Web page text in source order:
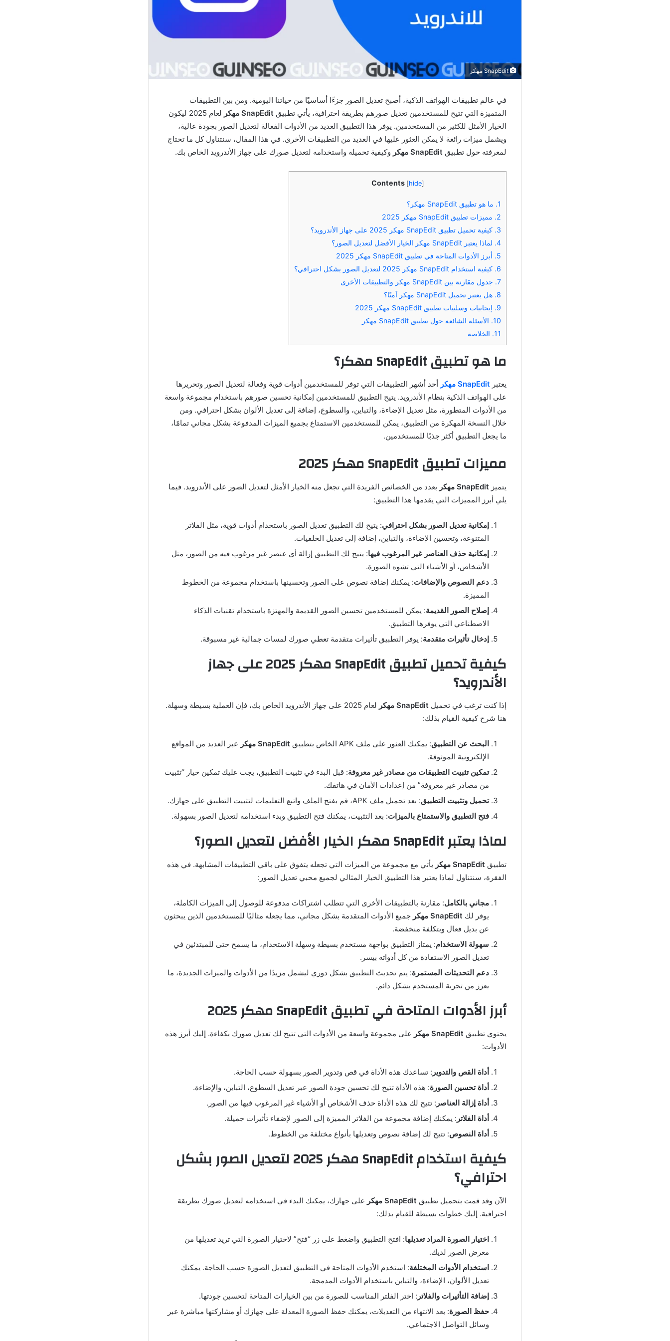
SnapEdit مهكر
في عالم تطبيقات الهواتف الذكية، أصبح تعديل الصور جزءًا أساسيًا من حياتنا اليومية. ومن بين التطبيقات
المتميزة التي تتيح للمستخدمين تعديل صورهم بطريقة احترافية، يأتي تطبيق SnapEdit مهكر
لعام 2025 ليكون
الخيار الأمثل للكثير من المستخدمين. يوفر هذا التطبيق العديد من الأدوات الفعالة لتعديل الصور بجودة عالية،
ويشمل ميزات رائعة لا يمكن العثور عليها في العديد من التطبيقات الأخرى. في هذا المقال، سنتناول كل ما تحتاج
لمعرفته حول تطبيق SnapEdit مهكر وكيفية تحميله واستخدامه لتعديل صورك على جهاز الأندرويد الخاص بك.
Contents [hide]
1. ما هو تطبيق SnapEdit مهكر؟
2. مميزات تطبيق SnapEdit مهكر 2025
3. كيفية تحميل تطبيق SnapEdit مهكر 2025 على جهاز الأندرويد؟
4. لماذا يعتبر SnapEdit مهكر الخيار الأفضل لتعديل الصور؟
5. أبرز الأدوات المتاحة في تطبيق SnapEdit مهكر 2025
6. كيفية استخدام SnapEdit مهكر 2025 لتعديل الصور بشكل احترافي؟
7. جدول مقارنة بين SnapEdit مهكر والتطبيقات الأخرى
8. هل يعتبر تحميل SnapEdit مهكر آمنًا؟
9. إيجابيات وسلبيات تطبيق SnapEdit مهكر 2025
10. الأسئلة الشائعة حول تطبيق SnapEdit مهكر
11. الخلاصة
ما هو تطبيق SnapEdit مهكر؟
يعتبر SnapEdit مهكر
أحد أشهر التطبيقات التي توفر للمستخدمين أدوات قوية وفعالة لتعديل الصور وتحريرها
على الهواتف الذكية بنظام الأندرويد. يتيح التطبيق للمستخدمين إمكانية تحسين صورهم باستخدام مجموعة واسعة
من الأدوات المتطورة، مثل تعديل الإضاءة، والتباين، والسطوع، إضافة إلى تعديل الألوان بشكل احترافي. ومن
خلال النسخة المهكرة من التطبيق، يمكن للمستخدمين الاستمتاع بجميع الميزات المدفوعة بشكل مجاني تمامًا،
ما يجعل التطبيق أكثر جذبًا للمستخدمين.
مميزات تطبيق SnapEdit مهكر 2025
يتميز SnapEdit مهكر
بعدد من الخصائص الفريدة التي تجعل منه الخيار الأمثل لتعديل الصور على الأندرويد. فيما
يلي أبرز المميزات التي يقدمها هذا التطبيق:
إمكانية تعديل الصور بشكل احترافي: يتيح لك التطبيق تعديل الصور باستخدام أدوات قوية، مثل الفلاتر
المتنوعة، وتحسين الإضاءة، والتباين، إضافة إلى تعديل الخلفيات.
إمكانية حذف العناصر غير المرغوب فيها: يتيح لك التطبيق إزالة أي عنصر غير مرغوب فيه من الصور، مثل
الأشخاص، أو الأشياء التي تشوه الصورة.
دعم النصوص والإضافات: يمكنك إضافة نصوص على الصور وتحسينها باستخدام مجموعة من الخطوط
المميزة.
إصلاح الصور القديمة: يمكن للمستخدمين تحسين الصور القديمة والمهتزة باستخدام تقنيات الذكاء
الاصطناعي التي يوفرها التطبيق.
إدخال تأثيرات متقدمة: يوفر التطبيق تأثيرات متقدمة تعطي صورك لمسات جمالية غير مسبوقة.
كيفية تحميل تطبيق SnapEdit مهكر 2025 على جهاز
الأندرويد؟
إذا كنت ترغب في تحميل SnapEdit مهكر
لعام 2025 على جهاز الأندرويد الخاص بك، فإن العملية بسيطة وسهلة.
هنا شرح كيفية القيام بذلك:
البحث عن التطبيق: يمكنك العثور على ملف APK الخاص بتطبيق SnapEdit مهكر
عبر العديد من المواقع
الإلكترونية الموثوقة.
تمكين تثبيت التطبيقات من مصادر غير معروفة: قبل البدء في تثبيت التطبيق، يجب عليك تمكين خيار “تثبيت
من مصادر غير معروفة” من إعدادات الأمان في هاتفك.
تحميل وتثبيت التطبيق: بعد تحميل ملف APK، قم بفتح الملف واتبع التعليمات لتثبيت التطبيق على جهازك.
فتح التطبيق والاستمتاع بالميزات: بعد التثبيت، يمكنك فتح التطبيق وبدء استخدامه لتعديل الصور بسهولة.
لماذا يعتبر SnapEdit مهكر الخيار الأفضل لتعديل الصور؟
تطبيق SnapEdit مهكر
يأتي مع مجموعة من الميزات التي تجعله يتفوق على باقي التطبيقات المشابهة. في هذه
الفقرة، سنتناول لماذا يعتبر هذا التطبيق الخيار المثالي لجميع محبي تعديل الصور:
مجاني بالكامل: مقارنة بالتطبيقات الأخرى التي تتطلب اشتراكات مدفوعة للوصول إلى الميزات الكاملة،
يوفر لك SnapEdit مهكر
جميع الأدوات المتقدمة بشكل مجاني، مما يجعله مثاليًا للمستخدمين الذين يبحثون
عن بديل فعال وبتكلفة منخفضة.
سهولة الاستخدام: يمتاز التطبيق بواجهة مستخدم بسيطة وسهلة الاستخدام، ما يسمح حتى للمبتدئين في
تعديل الصور الاستفادة من كل أدواته بيسر.
دعم التحديثات المستمرة: يتم تحديث التطبيق بشكل دوري ليشمل مزيدًا من الأدوات والميزات الجديدة، ما
يعزز من تجربة المستخدم بشكل دائم.
أبرز الأدوات المتاحة في تطبيق SnapEdit مهكر 2025
يحتوي تطبيق SnapEdit مهكر
على مجموعة واسعة من الأدوات التي تتيح لك تعديل صورك بكفاءة. إليك أبرز هذه
الأدوات:
أداة القص والتدوير : تساعدك هذه الأداة في قص وتدوير الصور بسهولة حسب الحاجة.
أداة تحسين الصورة: هذه الأداة تتيح لك تحسين جودة الصور عبر تعديل السطوع، التباين، والإضاءة.
أداة إزالة العناصر : تتيح لك هذه الأداة حذف الأشخاص أو الأشياء غير المرغوب فيها من الصور.
أداة الفلاتر : يمكنك إضافة مجموعة من الفلاتر المميزة إلى الصور لإضفاء تأثيرات جميلة.
أداة النصوص: تتيح لك إضافة نصوص وتعديلها بأنواع مختلفة من الخطوط.
كيفية استخدام SnapEdit مهكر 2025 لتعديل الصور بشكل
احترافي؟
الآن وقد قمت بتحميل تطبيق SnapEdit مهكر
على جهازك، يمكنك البدء في استخدامه لتعديل صورك بطريقة
احترافية. إليك خطوات بسيطة للقيام بذلك:
اختيار الصورة المراد تعديلها: افتح التطبيق واضغط على زر “فتح” لاختيار الصورة التي تريد تعديلها من
معرض الصور لديك.
استخدام الأدوات المختلفة: استخدم الأدوات المتاحة في التطبيق لتعديل الصورة حسب الحاجة. يمكنك
تعديل الألوان، الإضاءة، والتباين باستخدام الأدوات المدمجة.
إضافة التأثيرات والفلاتر : اختر الفلتر المناسب للصورة من بين الخيارات المتاحة لتحسين جودتها.
حفظ الصورة: بعد الانتهاء من التعديلات، يمكنك حفظ الصورة المعدلة على جهازك أو مشاركتها مباشرة عبر
وسائل التواصل الاجتماعي.